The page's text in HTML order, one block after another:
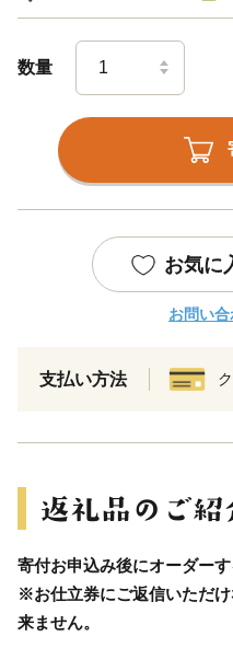
数量
お気に
お問い
支払い方法
寄付お申込み後にオーダーす
※お仕立券にご返信いただ
来ません。